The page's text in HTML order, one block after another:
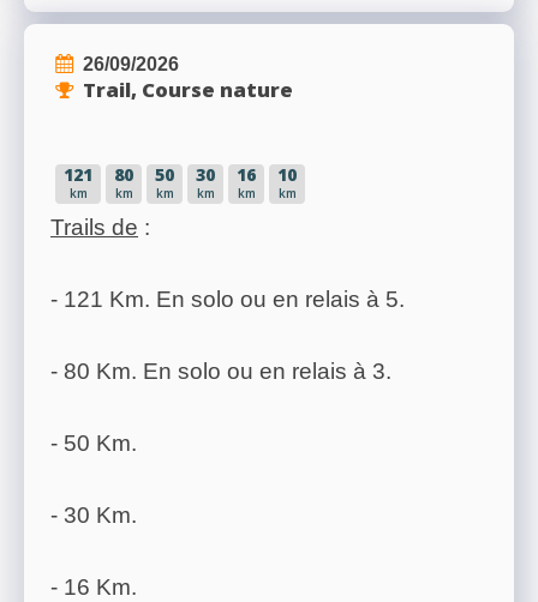
26/09/2026
Trail, Course nature
121
km
80
km
50
km
30
km
16
km
10
km
Trails de :
- 121 Km. En solo ou en relais à 5.
- 80 Km. En solo ou en relais à 3.
- 50 Km.
- 30 Km.
- 16 Km.